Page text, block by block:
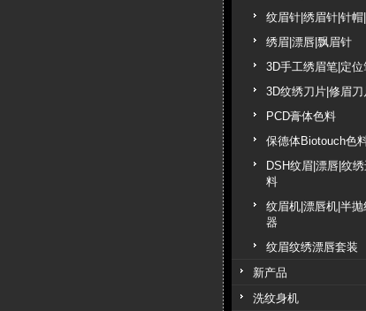
纹眉针|绣眉针|针帽
绣眉|漂唇|飘眉针
3D手工绣眉笔|定位
3D纹绣刀片|修眉刀
PCD膏体色料
保德体Biotouch色
DSH纹眉|漂唇|纹
料
纹眉机|漂唇机|半
器
纹眉纹绣漂唇套装
新产品
洗纹身机